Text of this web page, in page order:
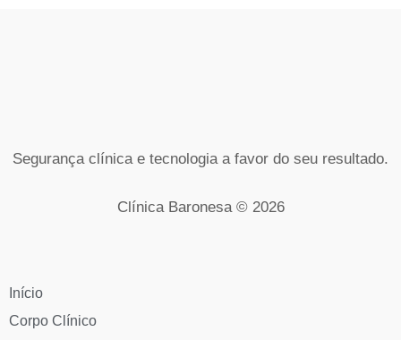
Segurança clínica e tecnologia a favor do seu resultado.
Clínica Baronesa © 2026
Início
Corpo Clínico